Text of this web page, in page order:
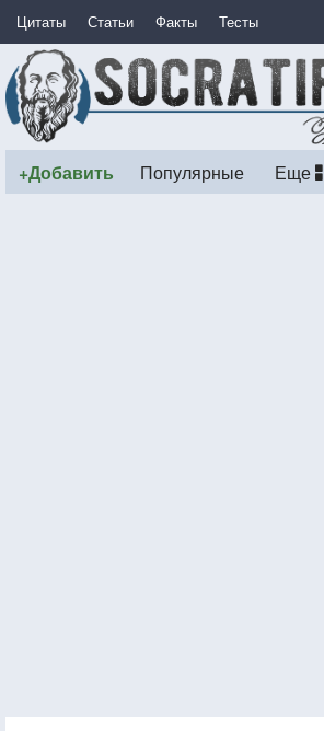
Цитаты Статьи Факты Тесты
+Добавить Популярные Еще